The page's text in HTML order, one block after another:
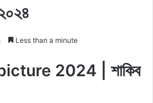
Less than a minute
2024 | শাকিব